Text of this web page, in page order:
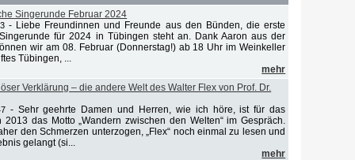
Singerunde Februar 2024
- Liebe Freundinnen und Freunde aus den Bünden, die erste
für 2024 in Tübingen steht an. Dank Aaron aus der
wir am 08. Februar (Donnerstag!) ab 18 Uhr im Weinkeller
Tübingen, ...
mehr
Verklärung – die andere Welt des Walter Flex von Prof. Dr.
- Sehr geehrte Damen und Herren, wie ich höre, ist für das
2013 das Motto „Wandern zwischen den Welten“ im Gespräch.
den Schmerzen unterzogen, „Flex“ noch einmal zu lesen und
gelangt (si...
mehr